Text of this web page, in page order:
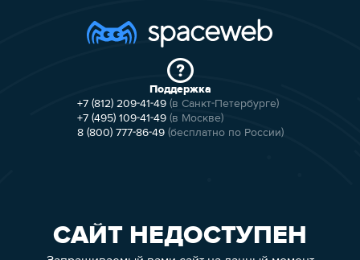
Поддержка
+7 (812) 209-41-49 (в Санкт-Петербурге)
+7 (495) 109-41-49 (в Москве)
8 (800) 777-86-49 (бесплатно по России)
САЙТ НЕДОСТУПЕН